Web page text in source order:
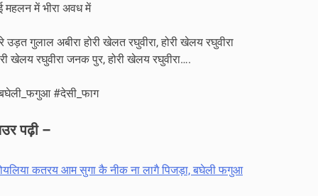
महलन में भीरा अवध में
उड़त गुलाल अबीरा होरी खेलत रघुवीरा, होरी खेलय रघुवीरा
खेलय रघुवीरा जनक पुर, होरी खेलय रघुवीरा….
#देसी_फाग
पढ़ी –
कतरय आम सुगा कै नीक ना लागै पिजड़ा, बघेली फगुआ